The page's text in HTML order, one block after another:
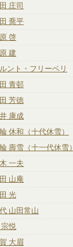
庄司
喬平
啓
建
ント・フリーベリ
青邨
芳徳
康成
休和（十代休雪）
壽雪（十一代休雪）
一夫
山庵
光
山田常山
悦
大眉